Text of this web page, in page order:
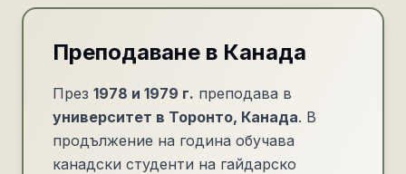
Преподаване в Канада
През 1978 и 1979 г. преподава в
университет в Торонто, Канада. В
продължение на година обучава
канадски студенти на гайдарско